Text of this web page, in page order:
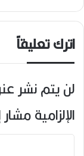
اترك تعليقاً
لن يتم نشر
الإلزامية مشار
ا